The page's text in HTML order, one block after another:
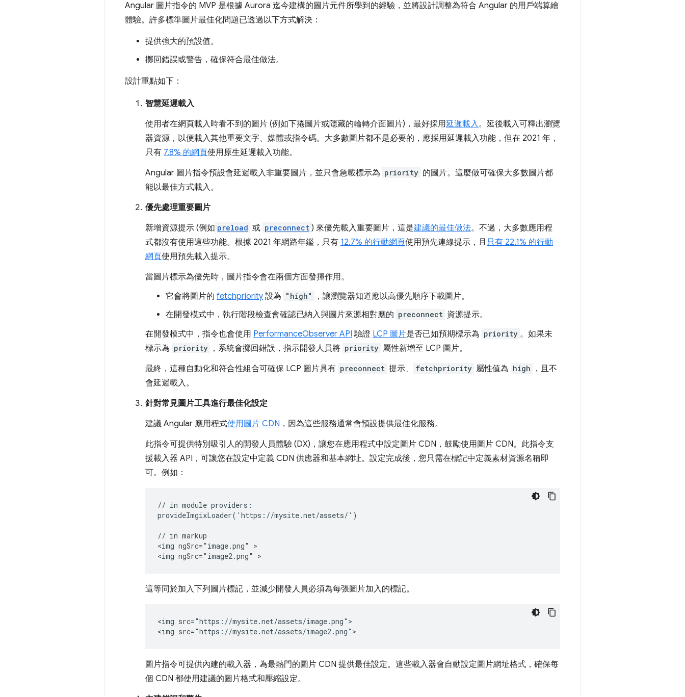
Angular 圖片指令的 MVP 是根據 Aurora 迄今建構的圖片元件所學到的經驗，並將設計調整為符合 Angular 的用戶端算繪
體驗。許多標準圖片最佳化問題已透過以下方式解決：
提供強大的預設值。
擲回錯誤或警告，確保符合最佳做法。
設計重點如下：
智慧延遲載入
使用者在網頁載入時看不到的圖片 (例如下捲圖片或隱藏的輪轉介面圖片)，最好採用延遲載入。延後載入可釋出瀏覽
器資源，以便載入其他重要文字、媒體或指令碼。大多數圖片都不是必要的，應採用延遲載入功能，但在 2021 年，
只有 7.8% 的網頁使用原生延遲載入功能。
Angular 圖片指令預設會延遲載入非重要圖片，並只會急載標示為 priority 的圖片。這麼做可確保大多數圖片都
能以最佳方式載入。
優先處理重要圖片
新增資源提示 (例如 preload 或 preconnect ) 來優先載入重要圖片，這是建議的最佳做法。不過，大多數應用程
式都沒有使用這些功能。根據 2021 年網路年鑑，只有 12.7% 的行動網頁使用預先連線提示，且只有 22.1% 的行動
網頁使用預先載入提示。
當圖片標示為優先時，圖片指令會在兩個方面發揮作用。
它會將圖片的 fetchpriority 設為 "high"
，讓瀏覽器知道應以高優先順序下載圖片。
在開發模式中，執行階段檢查會確認已納入與圖片來源相對應的 preconnect 資源提示。
在開發模式中，指令也會使用 PerformanceObserver API 驗證 LCP 圖片是否已如預期標示為 priority 。如果未
標示為 priority ，系統會擲回錯誤，指示開發人員將 priority 屬性新增至 LCP 圖片。
最終，這種自動化和符合性組合可確保 LCP 圖片具有 preconnect 提示、 fetchpriority 屬性值為 high
，且不
會延遲載入。
針對常見圖片工具進行最佳化設定
建議 Angular 應用程式使用圖片 CDN ，因為這些服務通常會預設提供最佳化服務。
此指令可提供特別吸引人的開發人員體驗 (DX)，讓您在應用程式中設定圖片 CDN，鼓勵使用圖片 CDN。此指令支
援載入器 API，可讓您在設定中定義 CDN 供應器和基本網址。設定完成後，您只需在標記中定義素材資源名稱即
可。例如：
// in module providers:
provideImgixLoader('https://mysite.net/assets/')
// in markup
<img ngSrc="image.png" >
這等同於加入下列圖片標記，並減少開發人員必須為每張圖片加入的標記。
<img src="https://mysite.net/assets/image.png">
圖片指令可提供內建的載入器，為最熱門的圖片 CDN 提供最佳設定。這些載入器會自動設定圖片網址格式，確保每
個 CDN 都使用建議的圖片格式和壓縮設定。